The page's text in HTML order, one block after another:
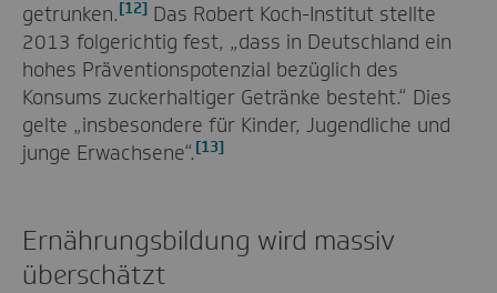
getrunken.[12] Das Robert Koch-Institut stellte
2013 folgerichtig fest, „dass in Deutschland ein
hohes Präventionspotenzial bezüglich des
Konsums zuckerhaltiger Getränke besteht.“ Dies
gelte „insbesondere für Kinder, Jugendliche und
junge Erwachsene“.[13]
Ernährungsbildung wird massiv
überschätzt